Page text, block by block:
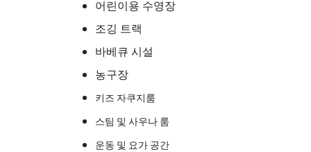
어린이용 수영장
조깅 트랙
바베큐 시설
농구장
키즈 자쿠지룸
스팀 및 사우나 룸
운동 및 요가 공간